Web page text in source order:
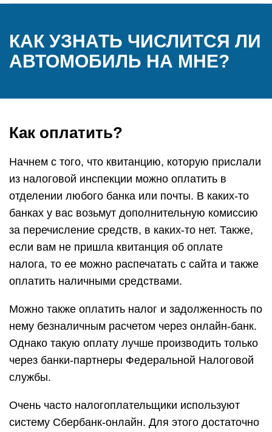
КАК УЗНАТЬ ЧИСЛИТСЯ ЛИ
АВТОМОБИЛЬ НА МНЕ?
Как оплатить?
Начнем с того, что квитанцию, которую прислали
из налоговой инспекции можно оплатить в
отделении любого банка или почты. В каких-то
банках у вас возьмут дополнительную комиссию
за перечисление средств, в каких-то нет. Также,
если вам не пришла квитанция об оплате
налога, то ее можно распечатать с сайта и также
оплатить наличными средствами.
Можно также оплатить налог и задолженность по
нему безналичным расчетом через онлайн-банк.
Однако такую оплату лучше производить только
через банки-партнеры Федеральной Налоговой
службы.
Очень часто налогоплательщики используют
систему Сбербанк-онлайн. Для этого достаточно